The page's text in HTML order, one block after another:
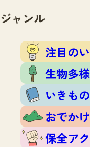
生物多様性
おでかけコ
保全アク
調査レポート
調査レポー
調査結果
ふくおかい
マッチン
マッチン
掲載申し
お問合せ
ジャンル
注目の
生物多
いきも
おでか
保全ア